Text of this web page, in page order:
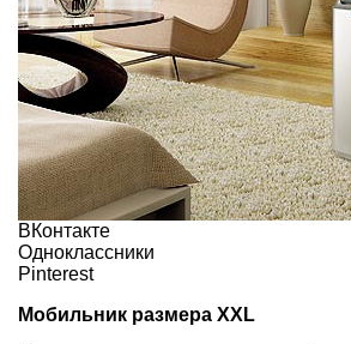
ВКонтакте
Одноклассники
Pinterest
Мобильник размера XXL